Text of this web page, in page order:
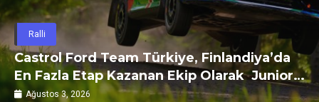
Ralli
Castrol Ford Team Türkiye, Finlandiya’da
En Fazla Etap Kazanan Ekip Olarak Junior
WRC’de Dünya Şampiyonluğu
Ağustos 3, 2026